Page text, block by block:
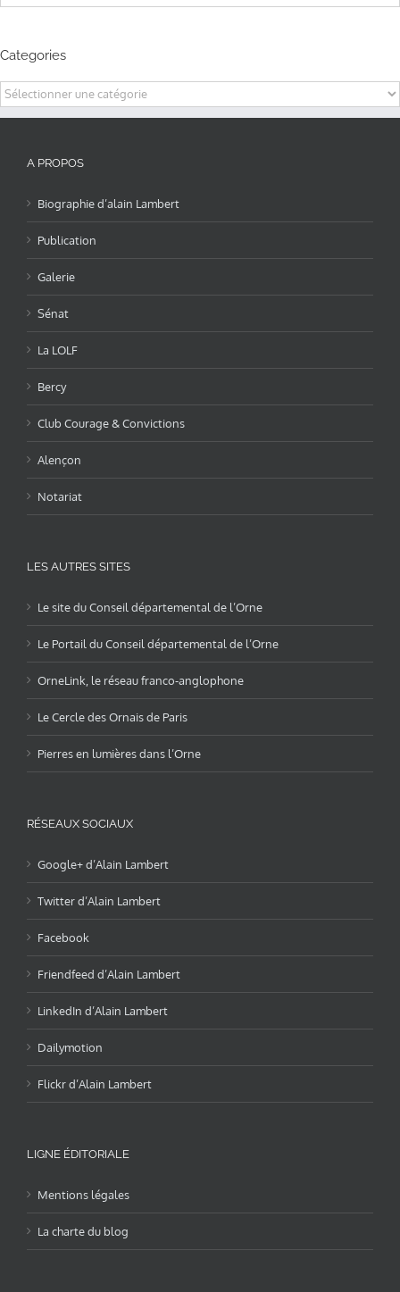
Categories
Categories
A PROPOS
Biographie d’alain Lambert
Publication
Galerie
Sénat
La LOLF
Bercy
Club Courage & Convictions
Alençon
Notariat
LES AUTRES SITES
Le site du Conseil départemental de l’Orne
Le Portail du Conseil départemental de l’Orne
OrneLink, le réseau franco-anglophone
Le Cercle des Ornais de Paris
Pierres en lumières dans l’Orne
RÉSEAUX SOCIAUX
Google+ d’Alain Lambert
Twitter d’Alain Lambert
Facebook
Friendfeed d’Alain Lambert
LinkedIn d’Alain Lambert
Dailymotion
Flickr d’Alain Lambert
LIGNE ÉDITORIALE
Mentions légales
La charte du blog